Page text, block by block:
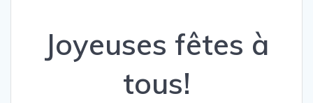
Joyeuses fêtes à
tous!